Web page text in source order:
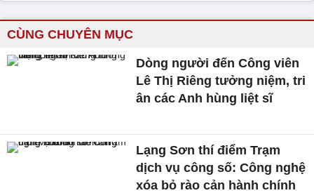
CÙNG CHUYÊN MỤC
Dòng người đến Công viên
Lê Thị Riêng tưởng niệm, tri
ân các Anh hùng liệt sĩ
Lạng Sơn thí điểm Trạm
dịch vụ công số: Công nghệ
xóa bỏ rào cản hành chính